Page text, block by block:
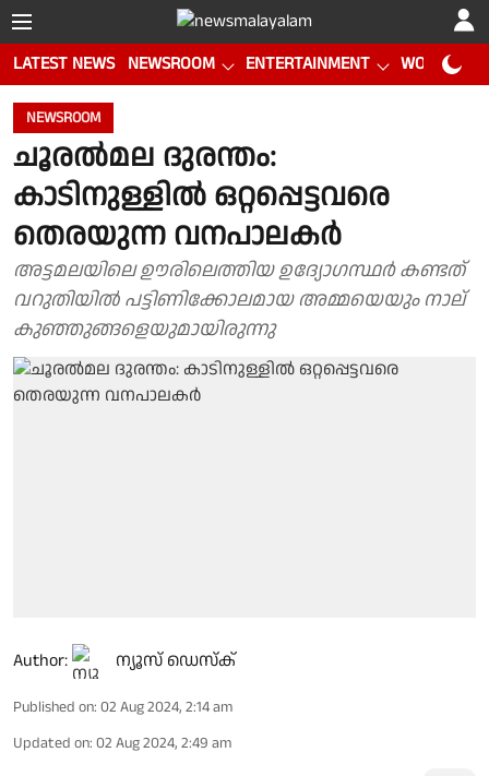
LATEST NEWS NEWSROOM ENTERTAINMENT WORLD CUP
NEWSROOM
ചൂരല്‍മല ദുരന്തം:
കാടിനുള്ളിൽ ഒറ്റപ്പെട്ടവരെ
തെരയുന്ന വനപാലകർ
അട്ടമലയിലെ ഊരിലെത്തിയ ഉദ്യോഗസ്ഥർ കണ്ടത്
വറുതിയിൽ പട്ടിണിക്കോലമായ അമ്മയെയും നാല്
കുഞ്ഞുങ്ങളെയുമായിരുന്നു
Author: ന്യൂസ് ഡെസ്ക്
Published on: 02 Aug 2024, 2:14 am
Updated on: 02 Aug 2024, 2:49 am